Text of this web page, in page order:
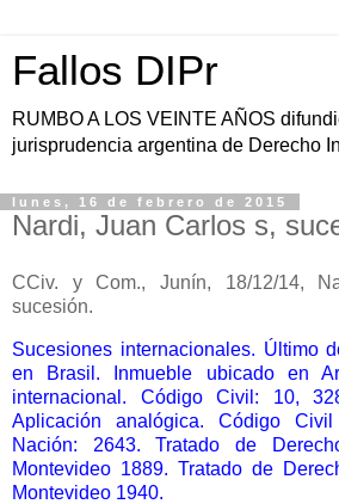
Fallos DIPr
RUMBO A LOS VEINTE AÑOS
jurisprudencia argentina de Derecho
lunes, 16 de febrero de 2015
Nardi, Juan Carlos s,
CCiv. y Com., Junín, 18/12/14,
sucesión.
Sucesiones internacionales. Último
en Brasil. Inmueble ubicado en
internacional. Código Civil: 10,
Aplicación analógica. Código
Nación: 2643. Tratado de
Montevideo 1889. Tratado de
Montevideo 1940.